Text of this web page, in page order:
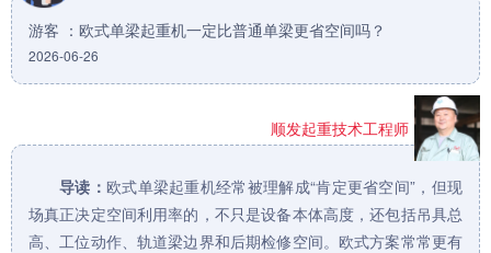
游客 ：欧式单梁起重机一定比普通单梁更省空间吗？
2026-06-26
顺发起重技术工程师
导读： 欧式单梁起重机经常被理解成“肯定更省空间”，但现
场真正决定空间利用率的，不只是设备本体高度，还包括吊具总
高、工位动作、轨道梁边界和后期检修空间。欧式方案常常更有